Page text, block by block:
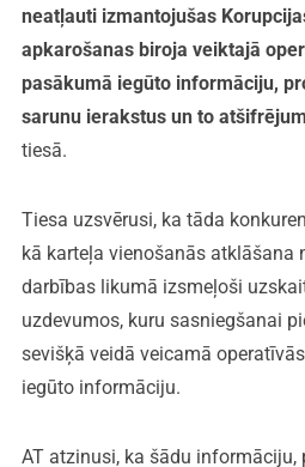
neatļauti izmantojušas
apkarošanas biroja veiktajā
pasākumā iegūto informāciju,
sarunu ierakstus un to
tiesā.
Tiesa uzsvērusi, ka tāda
kā karteļa vienošanās atklāšana
darbības likumā izsmeļoši
uzdevumos, kuru sasniegšanai
sevišķā veidā veicamā
iegūto informāciju.
AT atzinusi, ka šādu informāciju,